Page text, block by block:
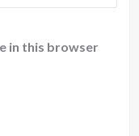
in this browser